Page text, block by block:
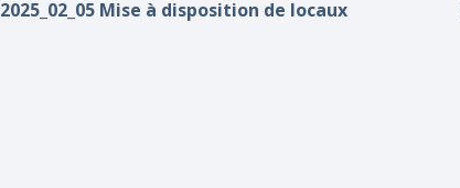
2025_02_05 Mise à disposition de locaux